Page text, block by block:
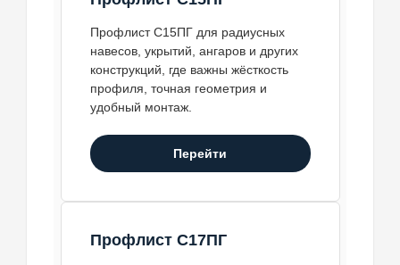
Профлист С15ПГ для радиусных
навесов, укрытий, ангаров и других
конструкций, где важны жёсткость
профиля, точная геометрия и
удобный монтаж.
Перейти
Профлист С17ПГ